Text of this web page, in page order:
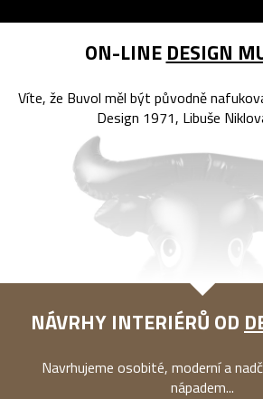
ON-LINE DESIGN
Víte, že Buvol měl být původně
Design 1971, Libuše
NÁVRHY INTERIÉRŮ OD
Navrhujeme osobité, moderní a
nápadem...